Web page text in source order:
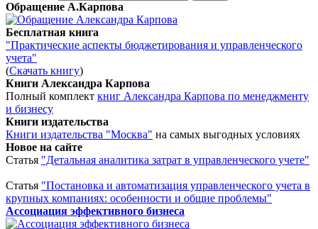
Обращение А.Карпова
Бесплатная книга
"Практические аспекты бюджетирования и управленческого
учета"
(Скачать книгу)
Книги Александра Карпова
Полный комплект книг Александра Карпова по менеджменту
и бизнесу
Книги издательства
Книги издательства "Москва" на самых выгодных условиях
Новое на сайте
Статья "Детальная аналитика затрат в управленческого учете"
Статья "Постановка и автоматизация управленческого учета в
крупных компаниях: особенности и общие проблемы"
Ассоциация эффективного бизнеса